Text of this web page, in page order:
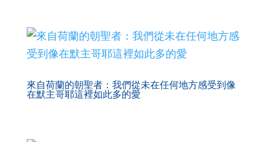
來自荷蘭的朝聖者：我們從未在任何地方感受到像
在默主哥耶這裡如此多的愛